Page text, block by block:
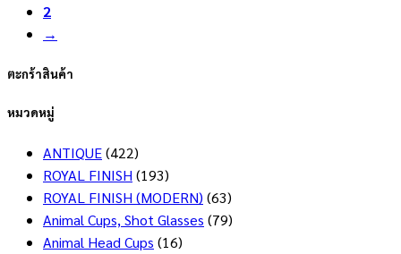
2
→
ตะกร้าสินค้า
หมวดหมู่
ANTIQUE(422)
ROYAL FINISH (193)
ROYAL FINISH (MODERN) (63)
Animal Cups, Shot Glasses (79)
Animal Head Cups (16)